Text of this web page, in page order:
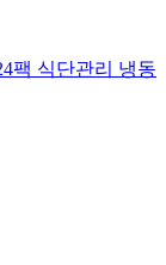
팩 식단관리 냉동